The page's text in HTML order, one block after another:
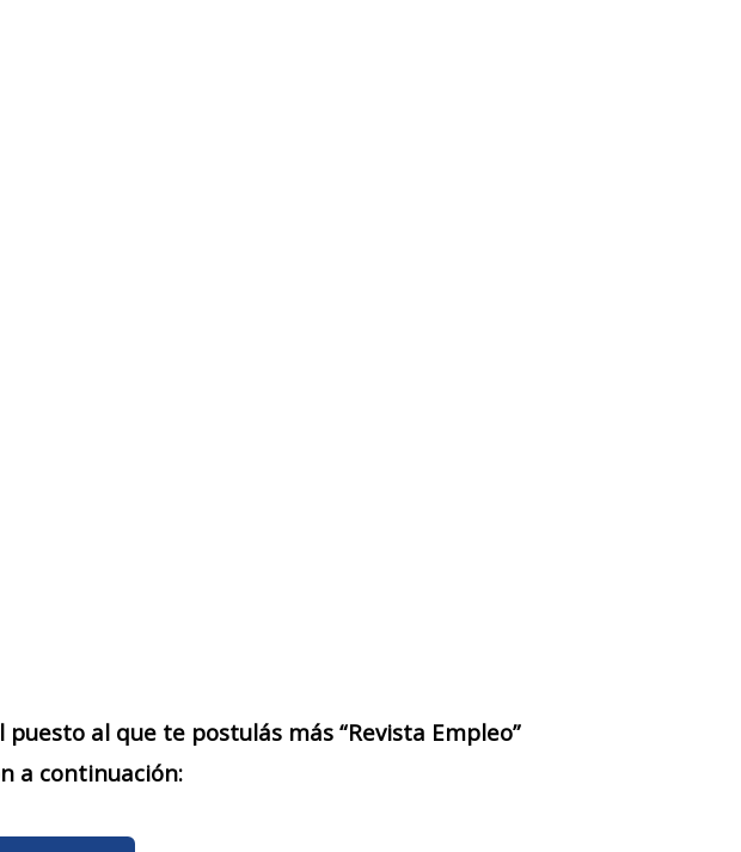
al que te postulás más “Revista Empleo”
a continuación: